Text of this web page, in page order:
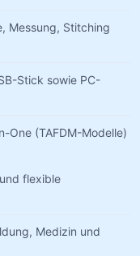
Messung, Stitching
Stick sowie PC-
One (TAFDM-Modelle)
flexible
Medizin und